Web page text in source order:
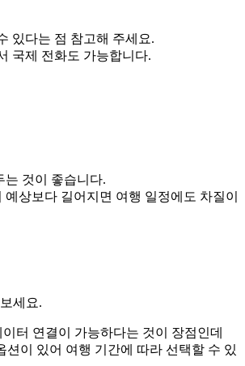
있다는 점 참고해 주세요.
국제 전화도 가능합니다.
는 것이 좋습니다.
상보다 길어지면 여행 일정에도 차질이
세요.
터 연결이 가능하다는 것이 장점인데
션이 있어 여행 기간에 따라 선택할 수 있